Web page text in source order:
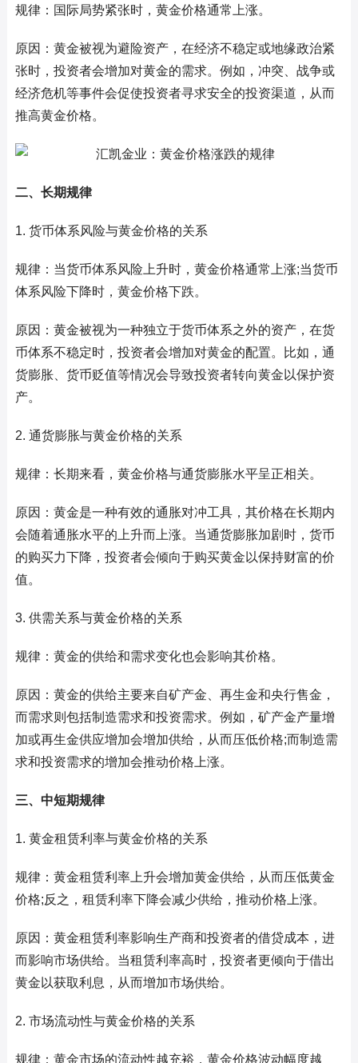
规律：国际局势紧张时，黄金价格通常上涨。
原因：黄金被视为避险资产，在经济不稳定或地缘政治紧
张时，投资者会增加对黄金的需求。例如，冲突、战争或
经济危机等事件会促使投资者寻求安全的投资渠道，从而
推高黄金价格。
二、长期规律
1. 货币体系风险与黄金价格的关系
规律：当货币体系风险上升时，黄金价格通常上涨;当货币
体系风险下降时，黄金价格下跌。
原因：黄金被视为一种独立于货币体系之外的资产，在货
币体系不稳定时，投资者会增加对黄金的配置。比如，通
货膨胀、货币贬值等情况会导致投资者转向黄金以保护资
产。
2. 通货膨胀与黄金价格的关系
规律：长期来看，黄金价格与通货膨胀水平呈正相关。
原因：黄金是一种有效的通胀对冲工具，其价格在长期内
会随着通胀水平的上升而上涨。当通货膨胀加剧时，货币
的购买力下降，投资者会倾向于购买黄金以保持财富的价
值。
3. 供需关系与黄金价格的关系
规律：黄金的供给和需求变化也会影响其价格。
原因：黄金的供给主要来自矿产金、再生金和央行售金，
而需求则包括制造需求和投资需求。例如，矿产金产量增
加或再生金供应增加会增加供给，从而压低价格;而制造需
求和投资需求的增加会推动价格上涨。
三、中短期规律
1. 黄金租赁利率与黄金价格的关系
规律：黄金租赁利率上升会增加黄金供给，从而压低黄金
价格;反之，租赁利率下降会减少供给，推动价格上涨。
原因：黄金租赁利率影响生产商和投资者的借贷成本，进
而影响市场供给。当租赁利率高时，投资者更倾向于借出
黄金以获取利息，从而增加市场供给。
2. 市场流动性与黄金价格的关系
规律：黄金市场的流动性越充裕，黄金价格波动幅度越